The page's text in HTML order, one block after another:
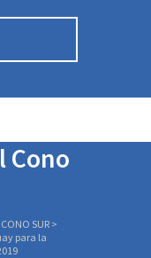
de
Cono
SUR >
para la